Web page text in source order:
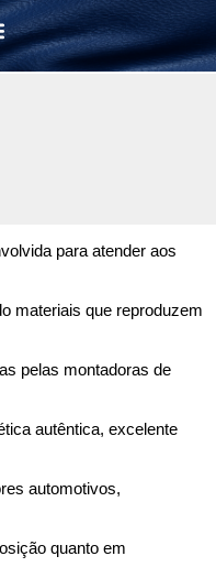
para atender aos
materiais que reproduzem
pelas montadoras de
autêntica, excelente
automotivos,
quanto em